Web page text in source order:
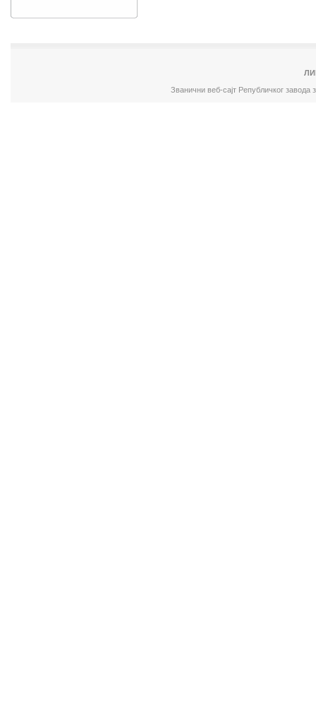
Званични веб-сајт Републичког